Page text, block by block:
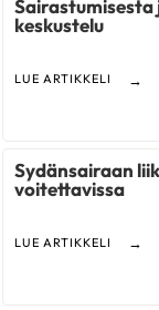
keskustelu
LUE ARTIKKELI
Sydänsairaan
voitettavissa
LUE ARTIKKELI